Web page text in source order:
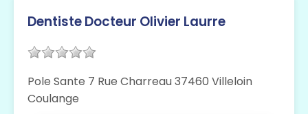
Dentiste Docteur Olivier Laurre
Pole Sante 7 Rue Charreau 37460 Villeloin
Coulange